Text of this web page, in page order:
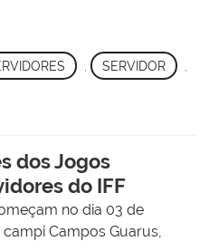
SERVIDOR
dos Jogos
do IFF
no dia 03 de
Campos Guarus,